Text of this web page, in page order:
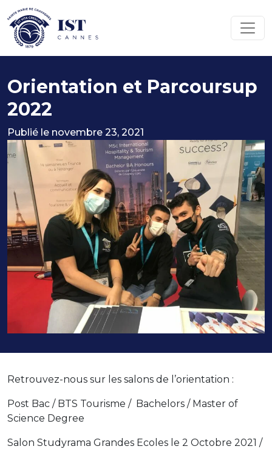
Passer au contenu
Navigation principale
Orientation et Parcoursup
2022
Publié le novembre 23, 2021
Retrouvez-nous sur les salons de l’orientation :
Post Bac / BTS Tourisme / Bachelors / Master of
Science Degree
Salon Studyrama Grandes Ecoles le 2 Octobre 2021 /